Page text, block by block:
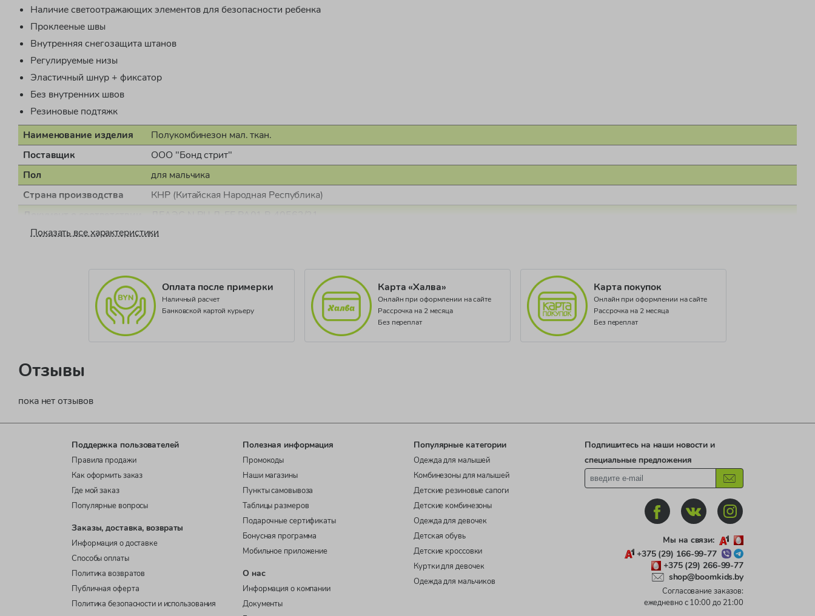
Наличие светоотражающих элементов для безопасности ребенка
Проклееные швы
Внутренняя снегозащита штанов
Регулируемые низы
Эластичный шнур + фиксатор
Без внутренних швов
Резиновые подтяжк
Наименование изделия
Полукомбинезон мал. ткан.
Поставщик
ООО "Бонд стрит"
Пол
для мальчика
Страна производства
КНР (Китайская Народная Республика)
Коллекция
FLINN
Показать все характеристики
Оплата после примерки
Наличный расчет
Банковской картой курьеру
Карта «Халва»
Онлайн при оформлении на сайте
Рассрочка на 2 месяца
Без переплат
Карта покупок
Онлайн при оформлении на сайте
Рассрочка на 2 месяца
Без переплат
Отзывы
пока нет отзывов
Поддержка пользователей
Правила продажи
Как оформить заказ
Где мой заказ
Популярные вопросы
Заказы, доставка, возвраты
Информация о доставке
Способы оплаты
Политика возвратов
Публичная оферта
Политика безопасности и использования
Полезная информация
Промокоды
Наши магазины
Пункты самовывоза
Таблицы размеров
Подарочные сертификаты
Бонусная программа
Мобильное приложение
О нас
Информация о компании
Документы
Популярные категории
Одежда для малышей
Комбинезоны для малышей
Детские резиновые сапоги
Детские комбинезоны
Одежда для девочек
Детская обувь
Детские кроссовки
Куртки для девочек
Одежда для мальчиков
Подпишитесь на наши новости и
специальные предложения
Мы на связи:
+375 (29) 166-99-77
+375 (29) 266-99-77
shop@boomkids.by
Согласование заказов:
ежедневно с 10:00 до 21:00